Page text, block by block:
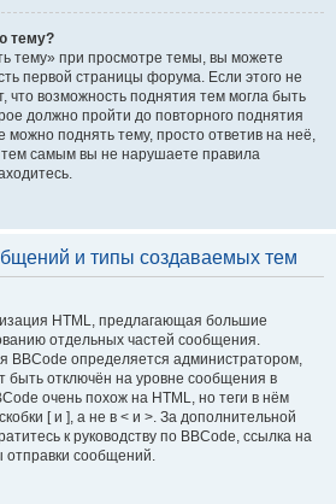
тему?
тему» при просмотре темы, вы можете
первой страницы форума. Если этого не
что возможность поднятия тем могла быть
должно пройти до повторного поднятия
поднять тему, просто ответив на неё,
тем самым вы не нарушаете правила
и типы создаваемых тем
HTML, предлагающая большие
отдельных частей сообщения.
BBCode определяется администратором,
быть отключён на уровне сообщения в
очень похож на HTML, но теги в нём
[ и ], а не в < и >. За дополнительной
к руководству по BBCode, ссылка на
отправки сообщений.